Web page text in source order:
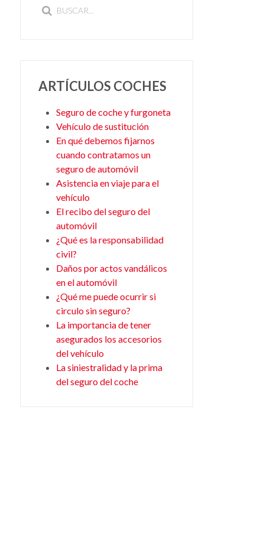
ARTÍCULOS COCHES
Seguro de coche y furgoneta
Vehículo de sustitución
En qué debemos fijarnos
cuando contratamos un
seguro de automóvil
Asistencia en viaje para el
vehículo
El recibo del seguro del
automóvil
¿Qué es la responsabilidad
civil?
Daños por actos vandálicos
en el automóvil
¿Qué me puede ocurrir si
circulo sin seguro?
La importancia de tener
asegurados los accesorios
del vehículo
La siniestralidad y la prima
del seguro del coche